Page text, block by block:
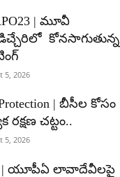
| మూవీ
కోనసాగుతున్న
5, 2026
| బీసీల కోసం
రక్షణ చట్టం..
5, 2026
| యూపీఏ లావాదేవీలపై